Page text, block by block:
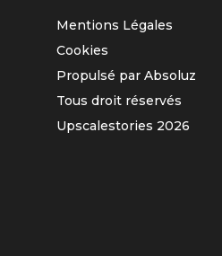
Mentions Légales
Cookies
Propulsé par Absoluz
Tous droit réservés
Upscalestories 2026